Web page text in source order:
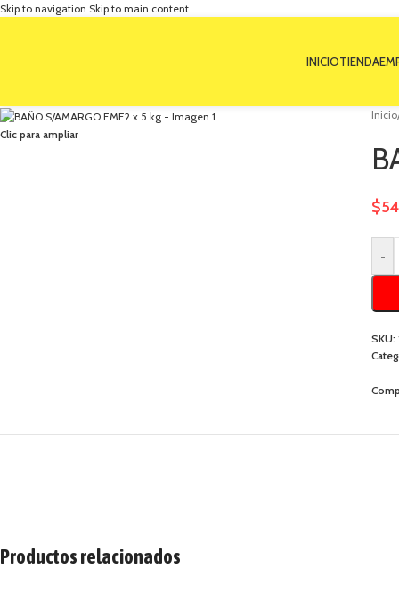
Skip to navigation Skip to main content
INICIOTIENDA
Clic para ampliar
Inicio
$
-
SKU:
Productos relacionados